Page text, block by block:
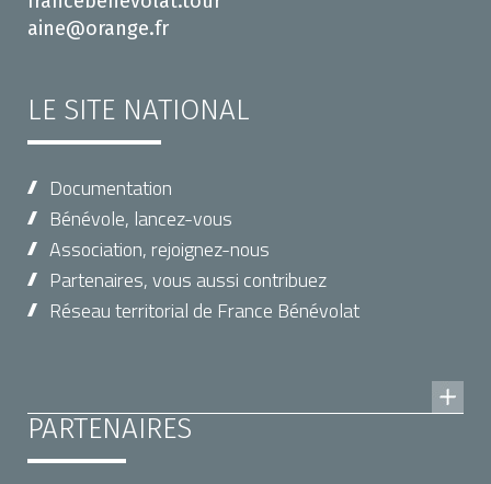
aine@orange.fr
LE SITE NATIONAL
Documentation
Bénévole, lancez-vous
Association, rejoignez-nous
Partenaires, vous aussi contribuez
Réseau territorial de France Bénévolat
PARTENAIRES